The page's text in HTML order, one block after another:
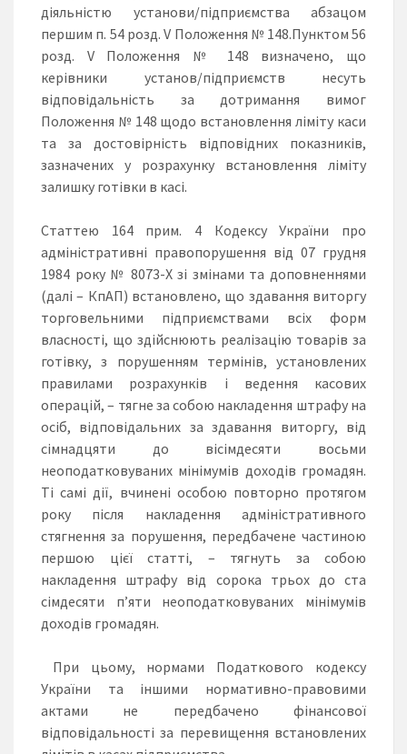
діяльністю установи/підприємства абзацом
першим п. 54 розд. V Положення № 148.Пунктом 56
розд. V Положення № 148 визначено, що
керівники установ/підприємств несуть
відповідальність за дотримання вимог
Положення № 148 щодо встановлення ліміту каси
та за достовірність відповідних показників,
зазначених у розрахунку встановлення ліміту
залишку готівки в касі.
Статтею 164 прим. 4 Кодексу України про
адміністративні правопорушення від 07 грудня
1984 року № 8073-Х зі змінами та доповненнями
(далі – КпАП) встановлено, що здавання виторгу
торговельними підприємствами всіх форм
власності, що здійснюють реалізацію товарів за
готівку, з порушенням термінів, установлених
правилами розрахунків і ведення касових
операцій, – тягне за собою накладення штрафу на
осіб, відповідальних за здавання виторгу, від
сімнадцяти до вісімдесяти восьми
неоподатковуваних мінімумів доходів громадян.
Ті самі дії, вчинені особою повторно протягом
року після накладення адміністративного
стягнення за порушення, передбачене частиною
першою цієї статті, – тягнуть за собою
накладення штрафу від сорока трьох до ста
сімдесяти п’яти неоподатковуваних мінімумів
доходів громадян.
При цьому, нормами Податкового кодексу
України та іншими нормативно-правовими
актами не передбачено фінансової
відповідальності за перевищення встановлених